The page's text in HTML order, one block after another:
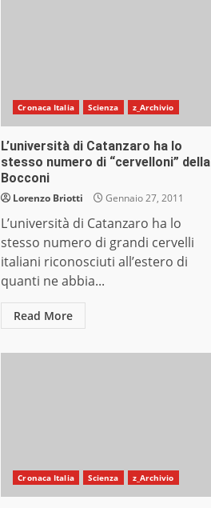
Cronaca Italia Scienza z_Archivio
L’università di Catanzaro ha lo
stesso numero di “cervelloni” della
Bocconi
Lorenzo Briotti Gennaio 27, 2011
L’università di Catanzaro ha lo
stesso numero di grandi cervelli
italiani riconosciuti all’estero di
quanti ne abbia...
Read More
Cronaca Italia Scienza z_Archivio